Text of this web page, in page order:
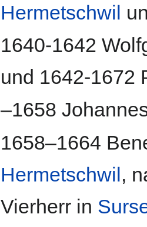
Hermetschwil
1640-1642
und 1642-1672
–1658
1658–1664
Hermetschwil,
Vierherr in